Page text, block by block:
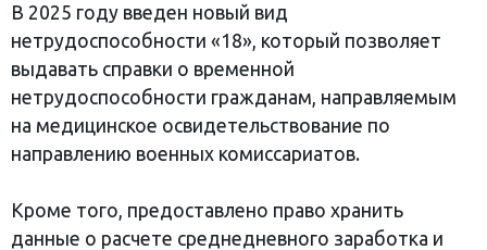
В 2025 году введен новый вид
нетрудоспособности «18», который позволяет
выдавать справки о временной
нетрудоспособности гражданам, направляемым
на медицинское освидетельствование по
направлению военных комиссариатов.
Кроме того, предоставлено право хранить
данные о расчете среднедневного заработка и